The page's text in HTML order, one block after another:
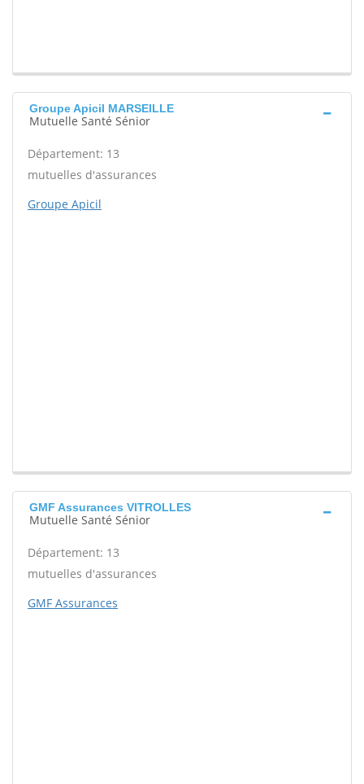
Groupe Apicil MARSEILLE
Mutuelle Santé Sénior
Département: 13
mutuelles d'assurances
Groupe Apicil
GMF Assurances VITROLLES
Mutuelle Santé Sénior
Département: 13
mutuelles d'assurances
GMF Assurances